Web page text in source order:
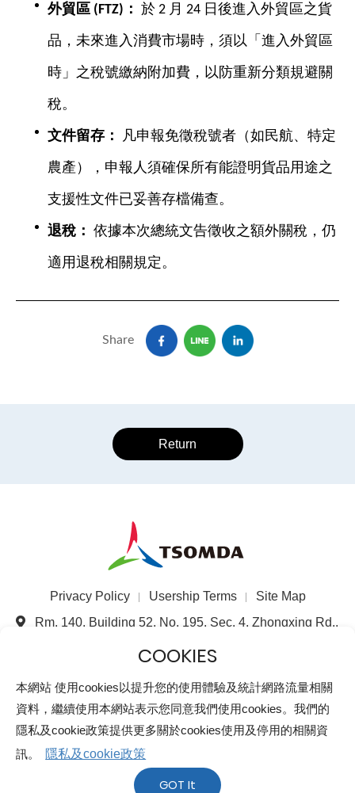
本網站 使用cookies以提升您的使用體驗及統計網路流量相關
資料，繼續使用本網站表示您同意我們使用cookies。我們的
隱私及cookie政策提供更多關於cookies使用及停用的相關資
訊。
隱私及cookie政策
GOT It
外貿區 (FTZ) ： 於 2 月 24 日後進入外貿區之貨
品，未來進入消費市場時，須以「進入外貿區
時」之稅號繳納附加費，以防重新分類規避關
稅。
文件留存： 凡申報免徵稅號者（如民航、特定
農產），申報人須確保所有能證明貨品用途之
支援性文件已妥善存檔備查。
退稅： 依據本次總統文告徵收之額外關稅，仍
適用退稅相關規定。
Share
Return
Privacy Policy Usership Terms
Site Map
Rm. 140, Building 52, No. 195, Sec. 4, Zhongxing Rd.,
+886-3-5821699
+886-3-5821697
All rights reserved©Taiwan Semiconductor & Optronics
Materials Devices Association MOI No. 1000128112
Approved